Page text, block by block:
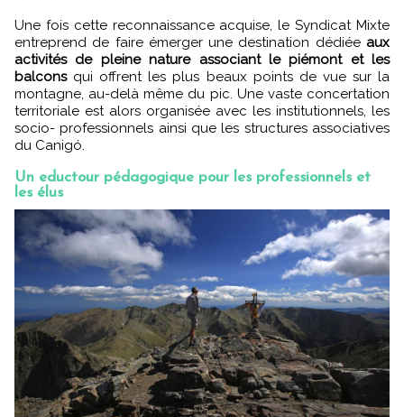
Une fois cette reconnaissance acquise, le Syndicat Mixte
entreprend de faire émerger une destination dédiée aux
activités de pleine nature associant le piémont et les
balconsqui offrent les plus beaux points de vue sur la
montagne, au-delà même du pic. Une vaste concertation
territoriale est alors organisée avec les institutionnels, les
socio- professionnels ainsi que les structures associatives
du Canigó.
Un eductour pédagogique pour les professionnels et
les élus